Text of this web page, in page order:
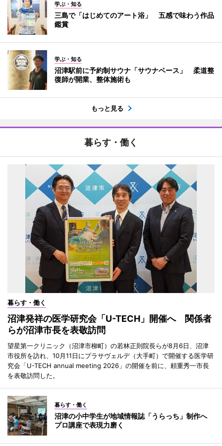
学ぶ・知る
三島で「はじめてのアート浴」 五感で味わう作品
鑑賞
学ぶ・知る
沼津駅前に予約制サウナ「サウナベース」 柔道整
復師が開業、整体施術も
もっと見る
暮らす・働く
暮らす・働く
沼津発祥の医学研究会「U-TECH」開催へ 関係者
らが沼津市長を表敬訪問
望星第一クリニック（沼津市柳町）の若林正則院長らが8月6日、沼津
市役所を訪れ、10月11日にプラサヴェルデ（大手町）で開催する医学研
究会「U-TECH annual meeting 2026」の開催を前に、頼重秀一市長
を表敬訪問した。
暮らす・働く
沼津の小中学生が地域情報誌「うらっち」制作へ
プロ講座で表現力磨く